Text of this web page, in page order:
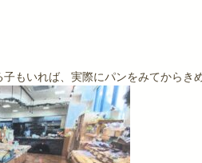
もいれば、実際にパンをみてからき